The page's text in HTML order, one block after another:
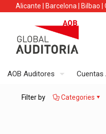
Alicante Barcelona Bilbao
AOB Auditores Cuentas
Filter by Categories